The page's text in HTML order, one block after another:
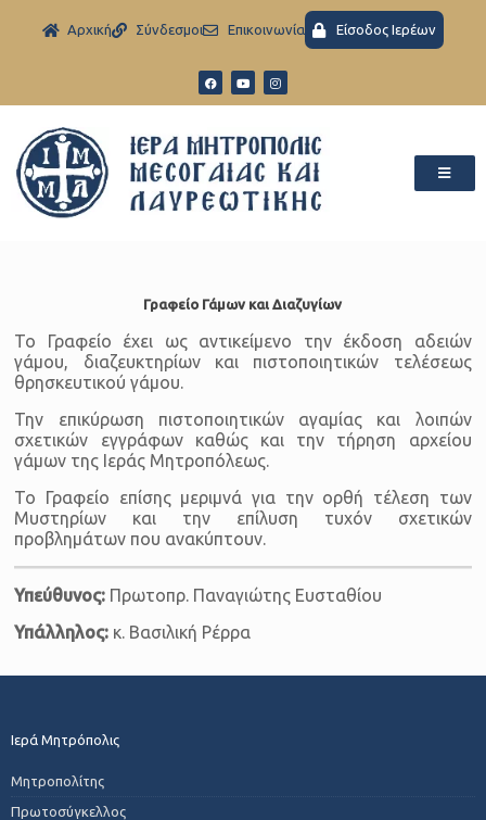
Aρχική Σύνδεσμοι Eπικοινωνία Είσοδος Ιερέων
Γραφείο Γάμων και Διαζυγίων
Το Γραφείο έχει ως αντικείμενο την έκδοση αδειών
γάμου, διαζευκτηρίων και πιστοποιητικών τελέσεως
θρησκευτικού γάμου.
Την επικύρωση πιστοποιητικών αγαμίας και λοιπών
σχετικών εγγράφων καθώς και την τήρηση αρχείου
γάμων της Ιεράς Μητροπόλεως.
Το Γραφείο επίσης μεριμνά για την ορθή τέλεση των
Μυστηρίων και την επίλυση τυχόν σχετικών
προβλημάτων που ανακύπτουν.
Υπεύθυνος: Πρωτοπρ. Παναγιώτης Ευσταθίου
Υπάλληλος: κ. Βασιλική Ρέρρα
Ιερά Μητρόπολις
Μητροπολίτης
Πρωτοσύγκελλος